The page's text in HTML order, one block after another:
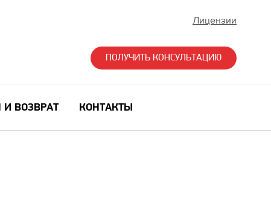
Лицензии
ПОЛУЧИТЬ КОНСУЛЬТАЦИЮ
И ВОЗВРАТ КОНТАКТЫ